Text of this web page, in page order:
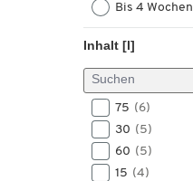
Bis 4 Wochen
Inhalt [l]
75 (6)
30 (5)
60 (5)
15 (4)